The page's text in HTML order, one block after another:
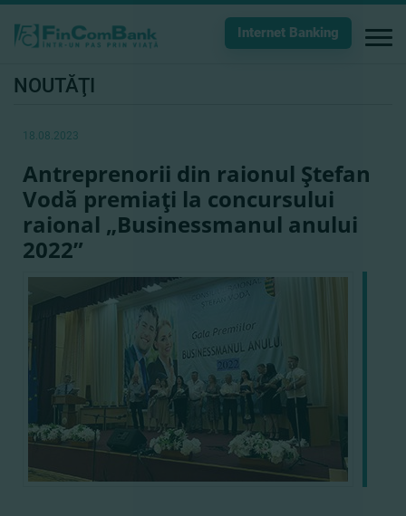
Internet Banking
NOUTĂŢI
18.08.2023
Antreprenorii din raionul Ştefan
Vodă premiaţi la concursului
raional „Businessmanul anului
2022”